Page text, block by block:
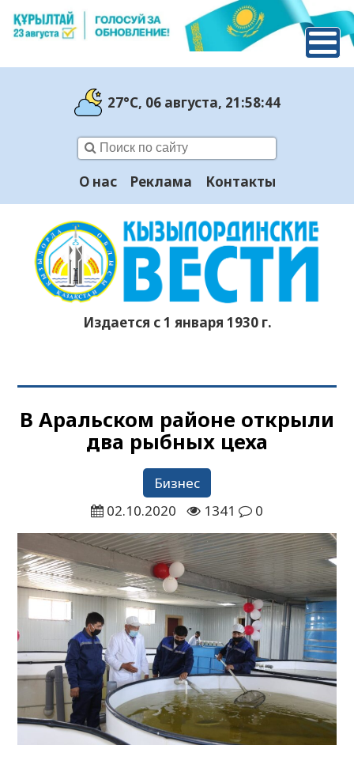
27°C, 06 августа, 21:58:45
О нас Реклама Контакты
Издается с 1 января 1930 г.
В Аральском районе открыли
два рыбных цеха
Бизнес
02.10.2020
1341 0